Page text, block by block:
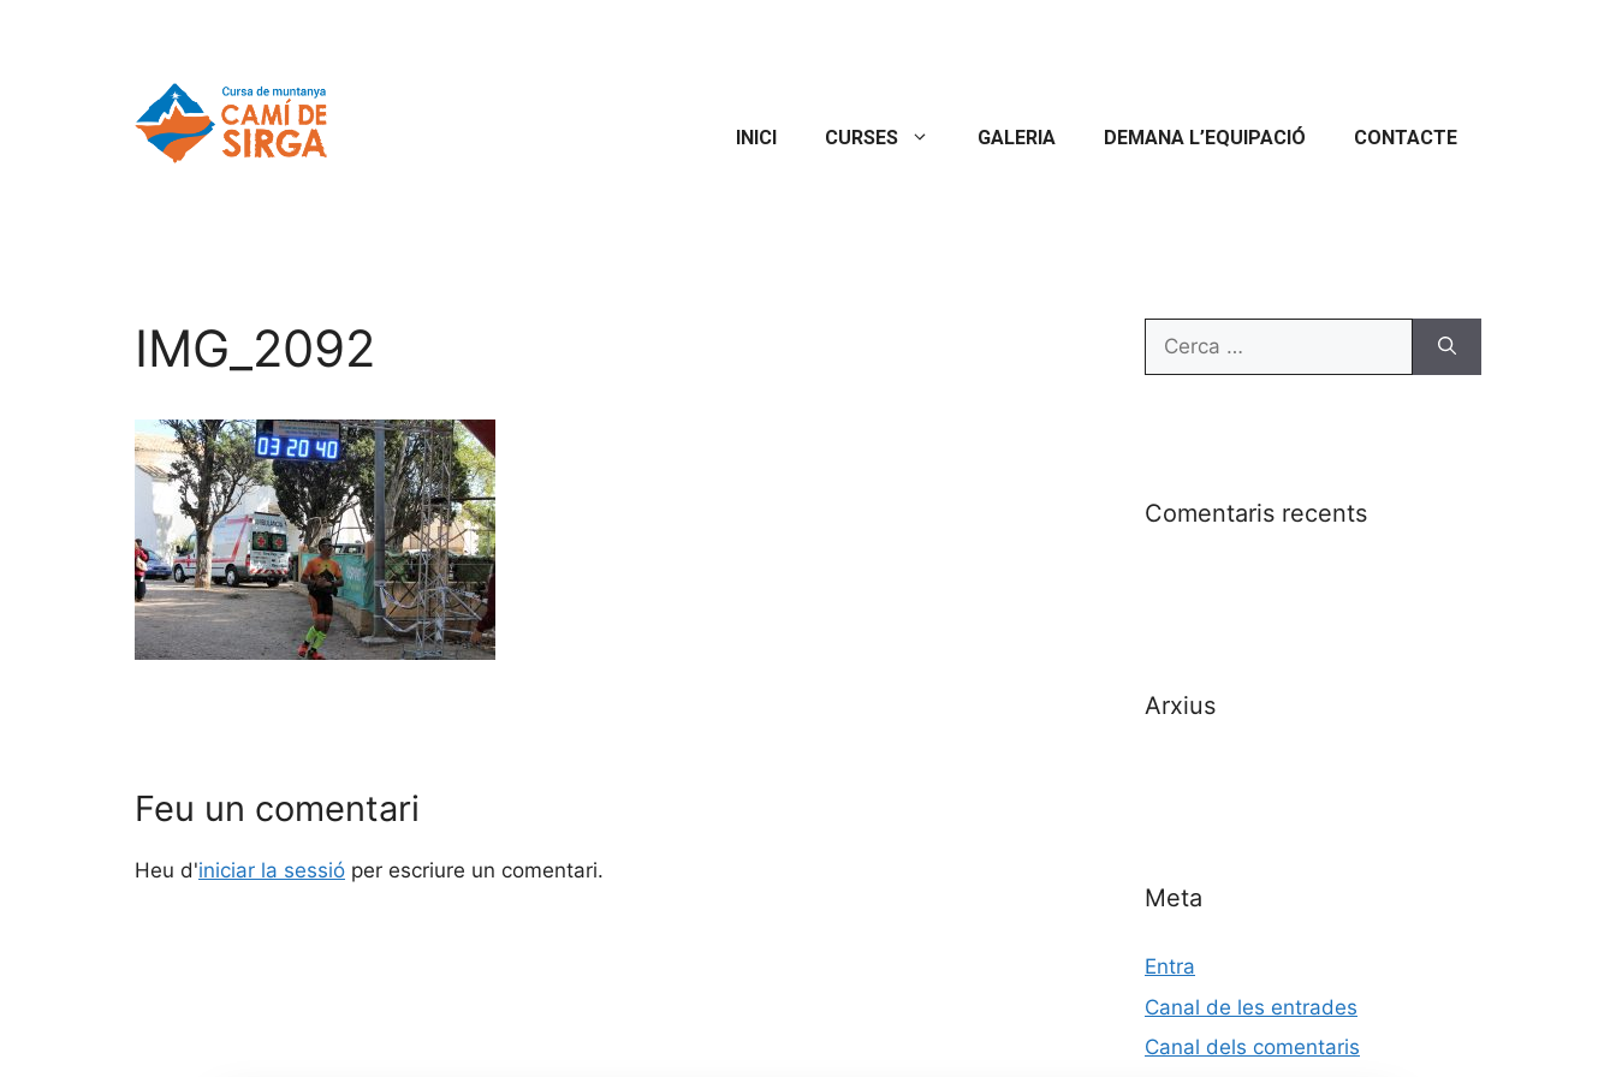
INICI CURSES GALERIA DEMANA L’EQUIPACIÓ CONTACTE
IMG_2092
Feu un comentari
Heu d'iniciar la sessió per escriure un comentari.
Comentaris recents
Arxius
Meta
Entra
Canal de les entrades
Canal dels comentaris